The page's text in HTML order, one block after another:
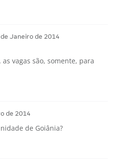
de Janeiro de 2014
vagas são, somente, para
de 2014
de Goiânia?